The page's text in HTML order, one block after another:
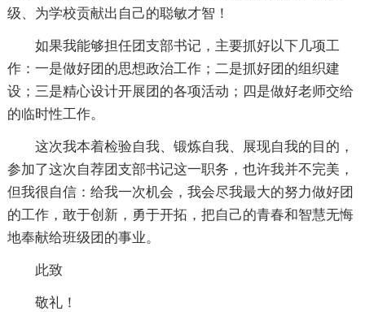
级、为学校贡献出自己的聪敏才智！
如果我能够担任团支部书记，主要抓好以下几项工
作：一是做好团的思想政治工作；二是抓好团的组织建
设；三是精心设计开展团的各项活动；四是做好老师交给
的临时性工作。
这次我本着检验自我、锻炼自我、展现自我的目的，
参加了这次自荐团支部书记这一职务，也许我并不完美，
但我很自信：给我一次机会，我会尽我最大的努力做好团
的工作，敢于创新，勇于开拓，把自己的青春和智慧无悔
地奉献给班级团的事业。
此致
敬礼！